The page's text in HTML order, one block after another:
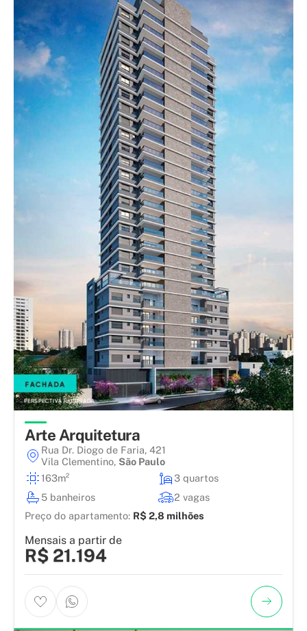
Arte Arquitetura
Rua Dr. Diogo de Faria, 421
Vila Clementino, São Paulo
163m²
3 quartos
5 banheiros
2 vagas
Preço do apartamento: R$ 2,8 milhões
Mensais a partir de
R$ 21.194